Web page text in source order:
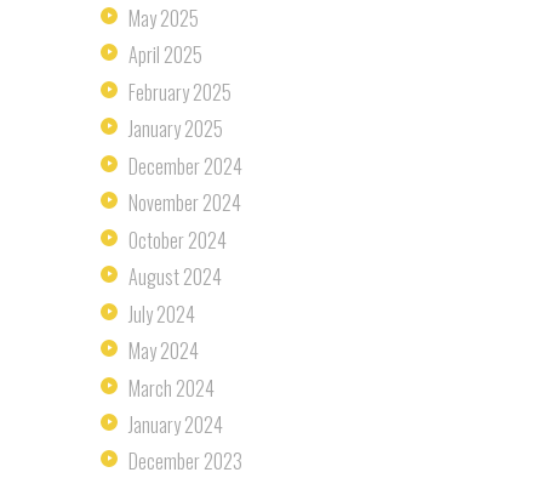
May2025
April 2025
February2025
January2025
December2024
November2024
October2024
August2024
July2024
May2024
March 2024
January2024
December2023